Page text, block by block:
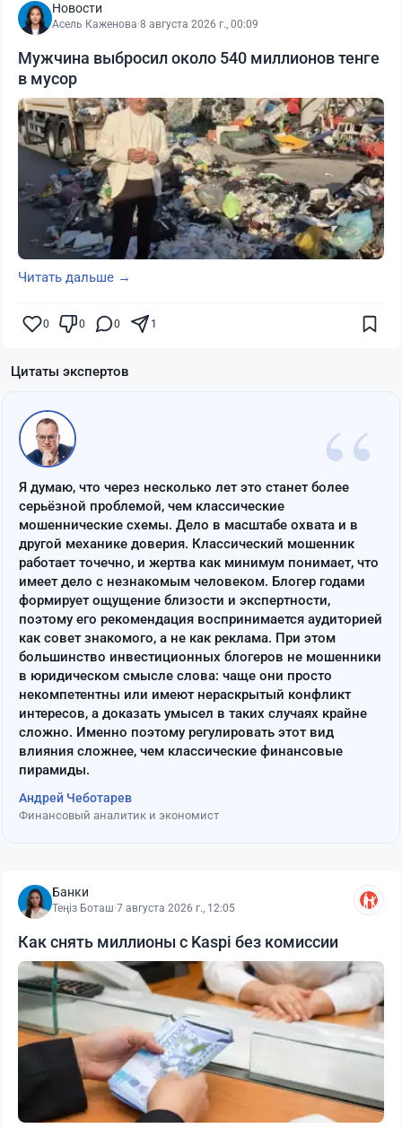
Новости
Асель Каженова·8 августа 2026 г., 00:09
Мужчина выбросил около 540 миллионов тенге
в мусор
Читать дальше →
0 0 0 1
Цитаты экспертов
“
Я думаю, что через несколько лет это станет более
серьёзной проблемой, чем классические
мошеннические схемы. Дело в масштабе охвата и в
другой механике доверия. Классический мошенник
работает точечно, и жертва как минимум понимает, что
имеет дело с незнакомым человеком. Блогер годами
формирует ощущение близости и экспертности,
поэтому его рекомендация воспринимается аудиторией
как совет знакомого, а не как реклама. При этом
большинство инвестиционных блогеров не мошенники
в юридическом смысле слова: чаще они просто
некомпетентны или имеют нераскрытый конфликт
интересов, а доказать умысел в таких случаях крайне
сложно. Именно поэтому регулировать этот вид
влияния сложнее, чем классические финансовые
пирамиды.
Андрей Чеботарев
Финансовый аналитик и экономист
Банки
Теңіз Боташ·7 августа 2026 г., 12:05
Как снять миллионы с Kaspi без комиссии